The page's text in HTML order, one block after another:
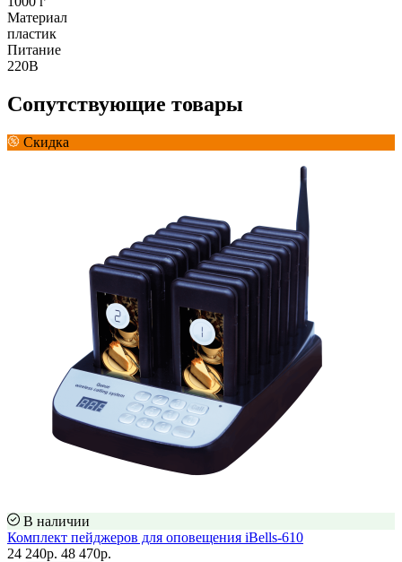
Материал
пластик
Питание
220В
Сопутствующие товары
Скидка
В наличии
Комплект пейджеров для оповещения iBells-610
24 240р. 48 470р.